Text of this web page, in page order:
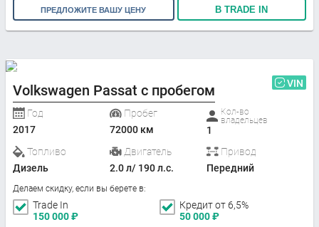
ПРЕДЛОЖИТЕ ВАШУ ЦЕНУ В TRADE IN
Volkswagen Passat с пробегом VIN
Год
2017
Пробег
72000 км
Кол-во
владельцев
1
Топливо
Дизель
Двигатель
2.0 л/ 190 л.с.
Привод
Передний
Делаем скидку, если вы берете в:
Trade In
150 000₽
Кредит от 6,5%
50 000₽